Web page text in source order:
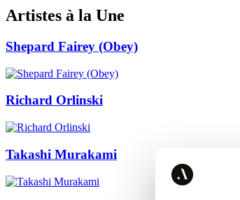
Artistes à la Une
Shepard Fairey (Obey)
Richard Orlinski
Takashi Murakami